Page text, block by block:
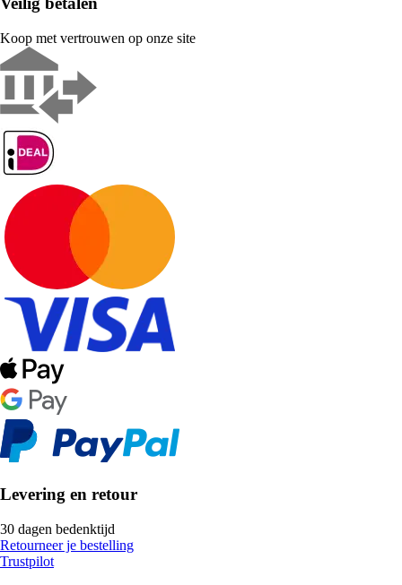
Koop met vertrouwen op onze site
Levering en retour
30 dagen bedenktijd
Retourneer je bestelling
Trustpilot